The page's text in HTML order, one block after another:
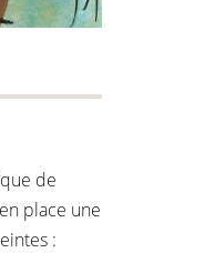
de
place une
: